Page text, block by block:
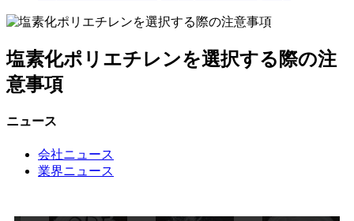
塩素化ポリエチレンを選択する際の注
意事項
ニュース
会社ニュース
業界ニュース